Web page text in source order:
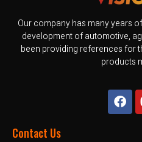
Our company has many years
development of automotive,
been providing references for
products
Contact Us